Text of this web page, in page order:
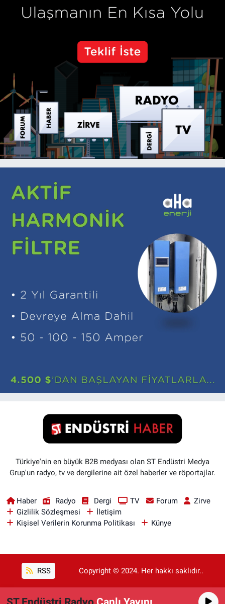
Türkiye'nin en büyük B2B medyası olan ST Endüstri Medya
Grup'un radyo, tv ve dergilerine ait özel haberler ve röportajlar.
Haber Radyo Dergi TV Forum
Zirve
Gizlilik Sözleşmesi
İletişim
Kişisel Verilerin Korunma Politikası
Künye
RSS Copyright © 2024. Her hakkı saklıdır..
Haber Yazılımı: TE Bilişim